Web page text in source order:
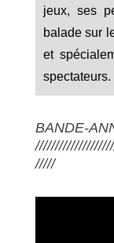
jeux, ses
balade sur
et
spectateurs.
BANDE-
/////